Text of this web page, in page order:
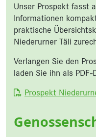
Unser Prospekt fasst
Informationen
praktische
Niederurner Täli
Verlangen Sie den
laden Sie ihn als
Dokument
Prospekt